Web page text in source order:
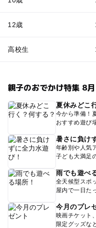
12歳
高校生
親子のおでかけ特集 8月
夏休みどこ
今から準備！
おすすめ遊び
暑さに負け
年齢別や人気
子ども大満足
雨でも遊べ
全天候型スポ
屋内で一日た
今月のプレ
映画チケット
限定グッズな